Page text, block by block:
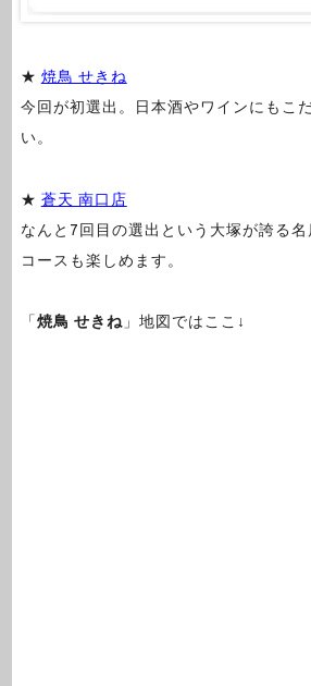
★ 焼鳥 せきね
今回が初選出。日本酒やワインにもこ
い。
★ 蒼天 南口店
なんと7回目の選出という大塚が誇る名
コースも楽しめます。
「焼鳥 せきね」地図ではここ↓